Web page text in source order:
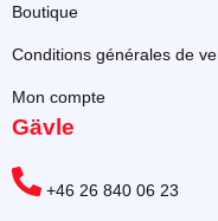
Boutique
Conditions générales de
Mon compte
Gävle
+46 26 840 06 23